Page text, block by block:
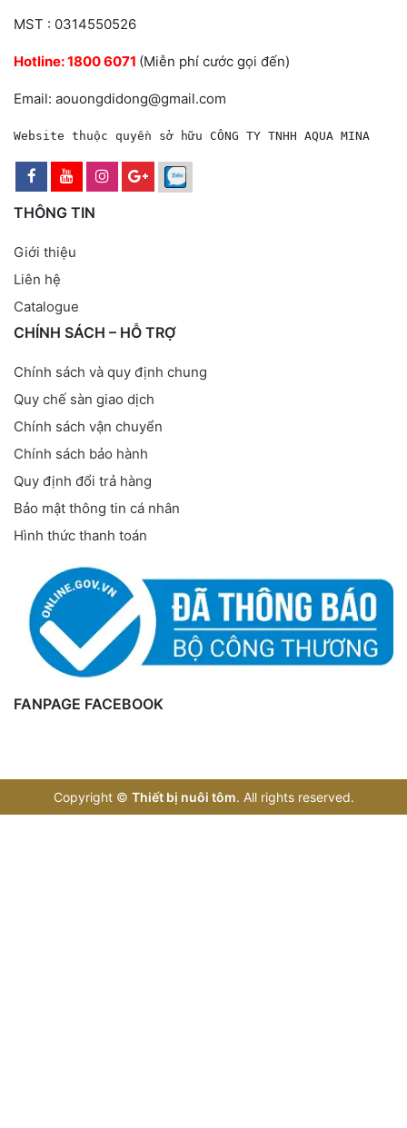
MST : 0314550526
Hotline:1800 6071 (Miễn phí cước gọi đến)
Email: aouongdidong@gmail.com
Website thuộc quyền sở hữu CÔNG TY TNHH AQUA MINA
THÔNG TIN
Giới thiệu
Liên hệ
Catalogue
CHÍNH SÁCH – HỖ TRỢ
Chính sách và quy định chung
Quy chế sàn giao dịch
Chính sách vận chuyển
Chính sách bảo hành
Quy định đổi trả hàng
Bảo mật thông tin cá nhân
Hình thức thanh toán
FANPAGE FACEBOOK
Copyright © Thiết bị nuôi tôm. All rights reserved.